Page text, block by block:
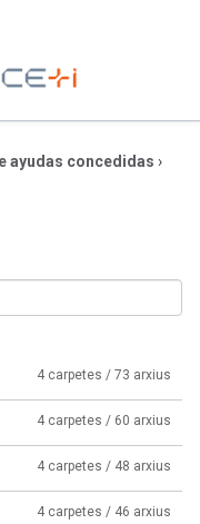
ayudas concedidas ›
4 carpetes / 73 arxius
4 carpetes / 60 arxius
4 carpetes / 48 arxius
4 carpetes / 46 arxius